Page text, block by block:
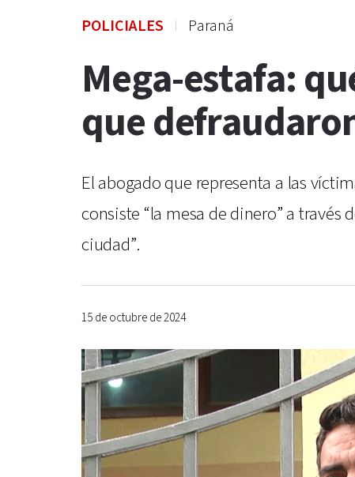
POLICIALES Paraná
Mega-estafa:
que
El abogado que representa a las
consiste “la mesa de dinero” a través
ciudad”.
15 de octubre de 2024